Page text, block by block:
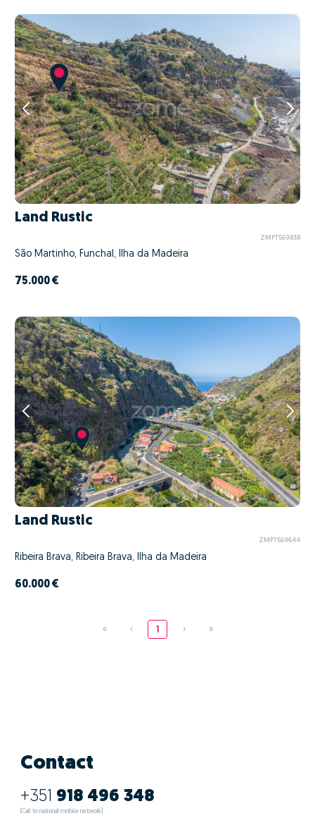
Land Rustic
ZMPT569838
São Martinho, Funchal, Ilha da Madeira
75.000 €
Land Rustic
ZMPT569644
Ribeira Brava, Ribeira Brava, Ilha da Madeira
60.000 €
« ‹ 1 › »
Contact
+351 918 496 348
(Call to national mobile network)